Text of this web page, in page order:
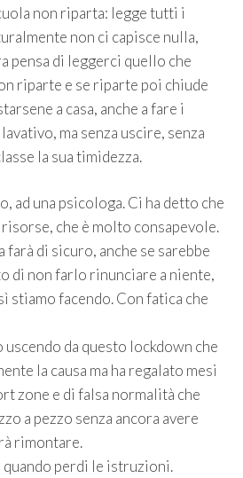
non riparta: legge tutti i
non ci capisce nulla,
pensa di leggerci quello che
riparte e se riparte poi chiude
a casa, anche a fare i
ma senza uscire, senza
la sua timidezza.
ad una psicologa. Ci ha detto che
che è molto consapevole.
farà di sicuro, anche se sarebbe
di non farlo rinunciare a niente,
stiamo facendo. Con fatica che
da questo lockdown che
la causa ma ha regalato mesi
zone e di falsa normalità che
a pezzo senza ancora avere
rimontare.
quando perdi le istruzioni.